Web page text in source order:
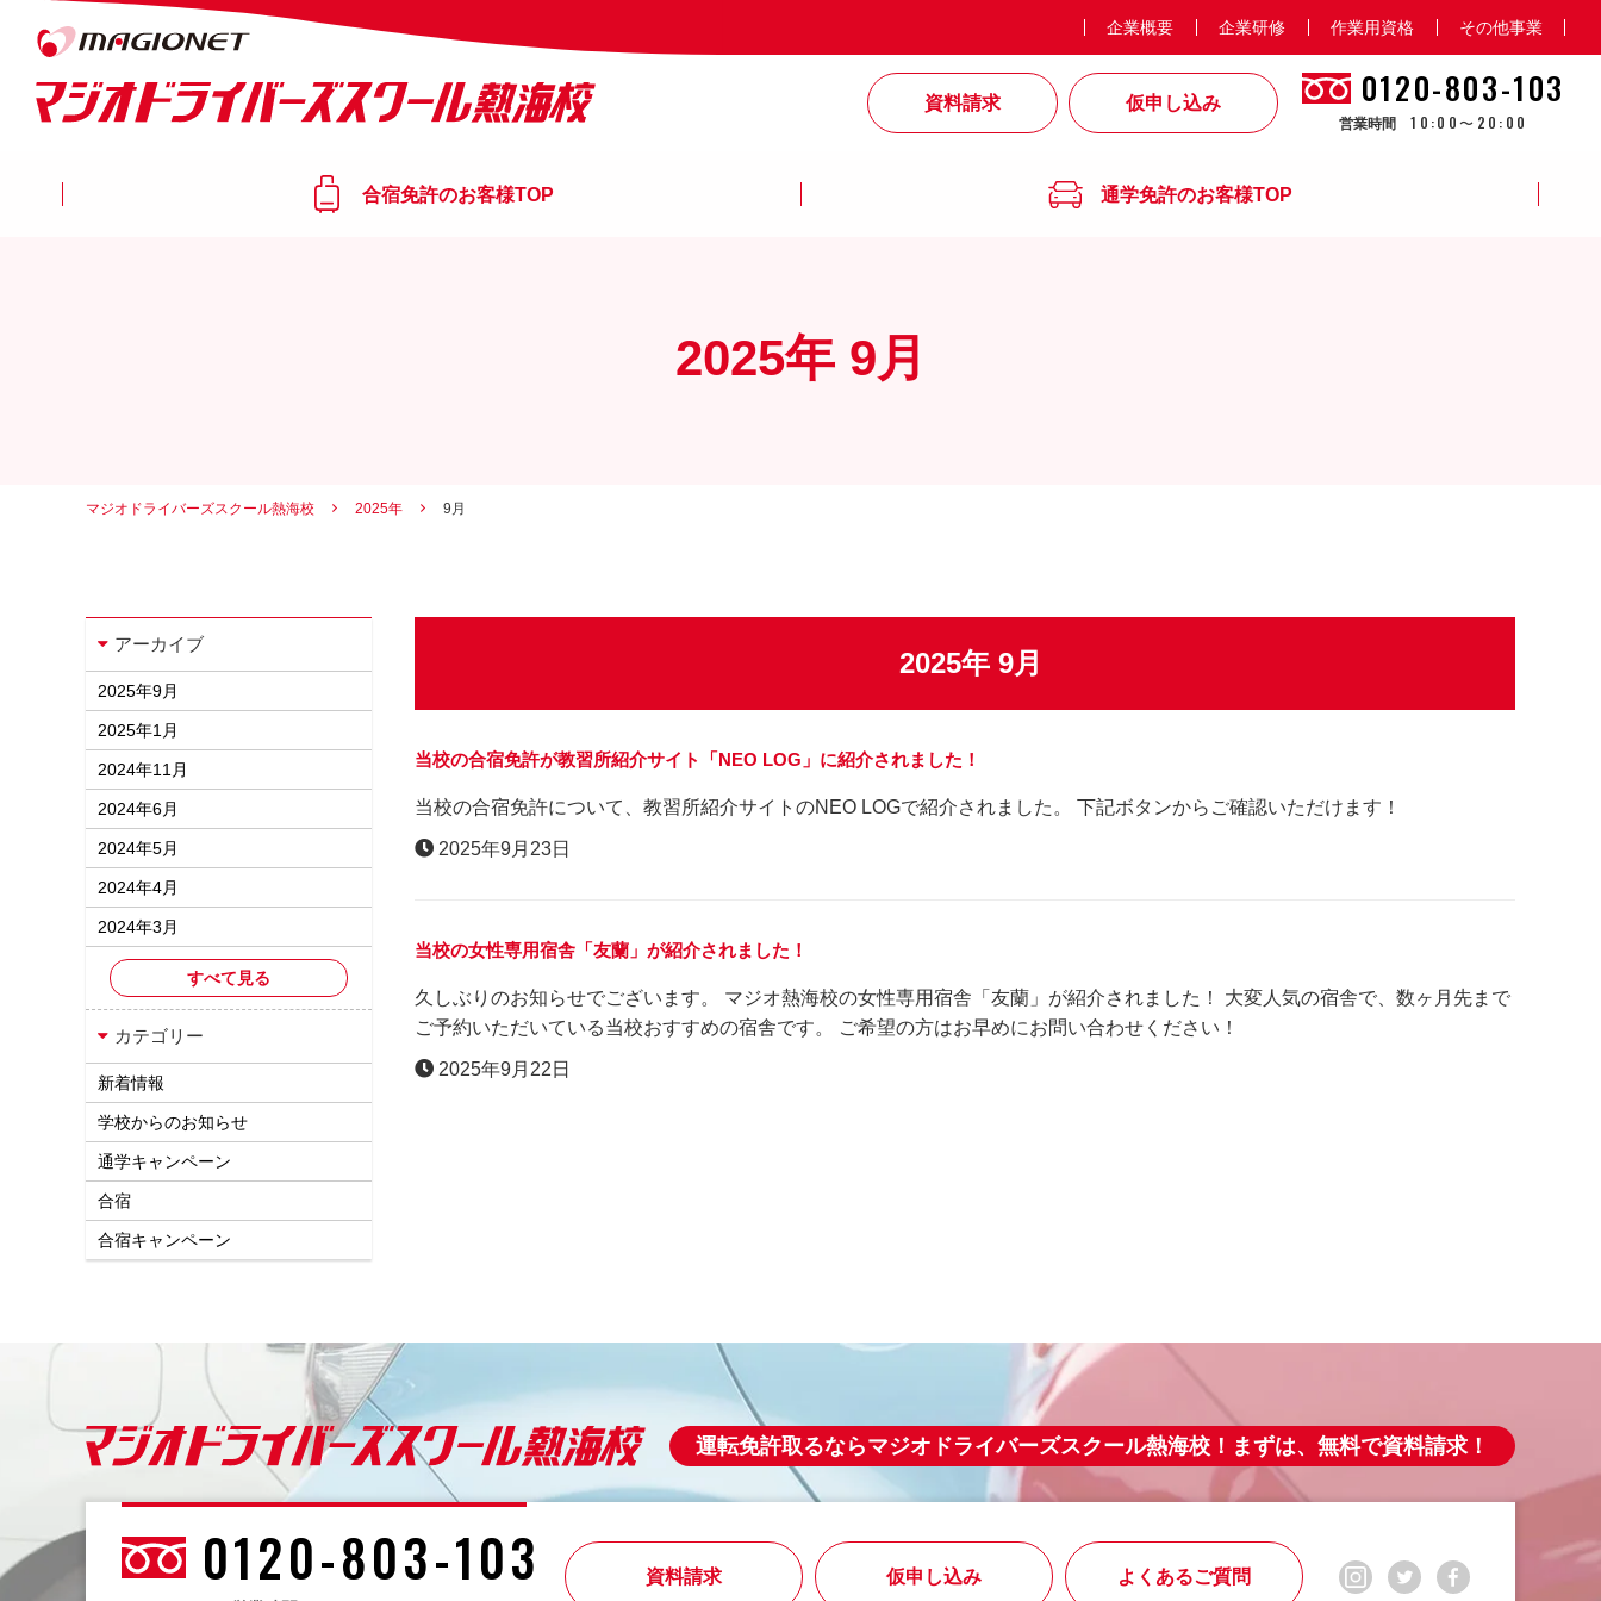
企業概要 企業研修 作業用資格 その他事業
資料請求 仮申し込み 0120-803-103
営業時間10:00〜20:00
合宿免許のお客様TOP 通学免許のお客様TOP
2025年 9月
マジオドライバーズスクール熱海校 2025年 9月
2025年 9月
当校の合宿免許が教習所紹介サイト「NEO LOG」に紹介されました！
当校の合宿免許について、教習所紹介サイトのNEO LOGで紹介されました。 下記ボタンからご確認いただけます！
2025年9月23日
当校の女性専用宿舎「友蘭」が紹介されました！
久しぶりのお知らせでございます。 マジオ熱海校の女性専用宿舎「友蘭」が紹介されました！ 大変人気の宿舎で、数ヶ月先まで
ご予約いただいている当校おすすめの宿舎です。 ご希望の方はお早めにお問い合わせください！
2025年9月22日
アーカイブ
2025年9月
2025年1月
2024年11月
2024年6月
2024年5月
2024年4月
2024年3月
すべて見る
カテゴリー
新着情報
学校からのお知らせ
通学キャンペーン
合宿
合宿キャンペーン
運転免許取るならマジオドライバーズスクール熱海校！まずは、無料で資料請求！
0120-803-103 資料請求 仮申し込み よくあるご質問